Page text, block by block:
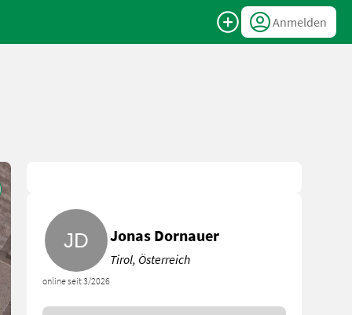
Anmelden
online seit 3/2026
Jonas Dornauer
Tirol, Österreich